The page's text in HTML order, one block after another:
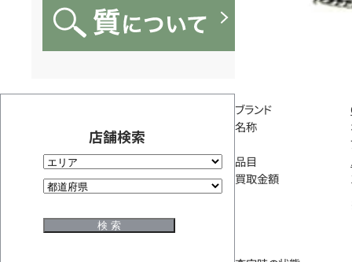
店舗検索
ブランド
名称
品目
買取金額